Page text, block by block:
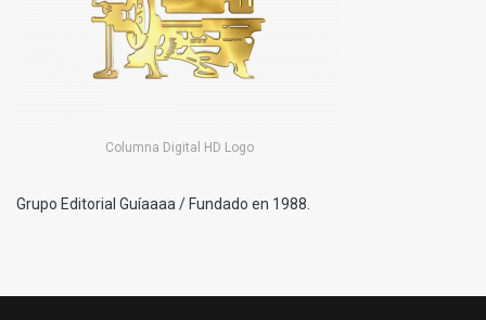
Columna Digital HD Logo
Grupo Editorial Guíaaaa / Fundado en 1988.